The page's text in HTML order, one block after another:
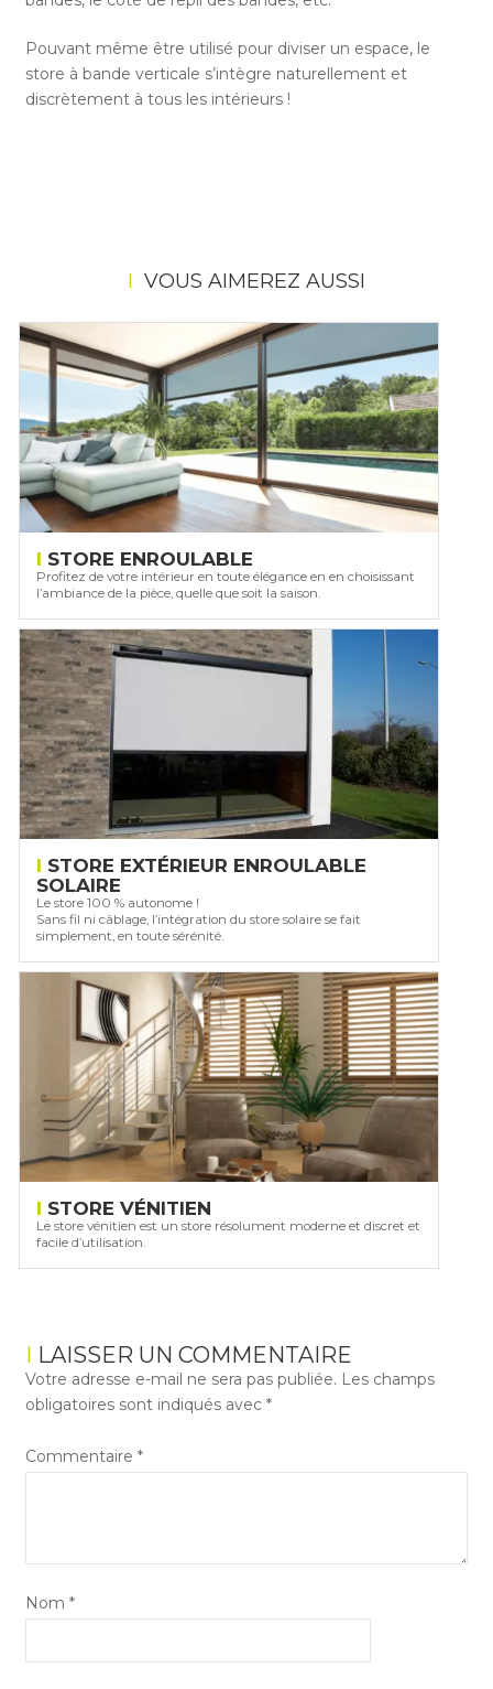
Pouvant même être utilisé pour diviser un espace, le
store à bande verticale s’intègre naturellement et
discrètement à tous les intérieurs !
VOUS AIMEREZ AUSSI
STORE ENROULABLE
Profitez de votre intérieur en toute élégance en en choisissant
l’ambiance de la pièce, quelle que soit la saison.
STORE EXTÉRIEUR ENROULABLE
SOLAIRE
Le store 100 % autonome !
Sans fil ni câblage, l’intégration du store solaire se fait
simplement, en toute sérénité.
STORE VÉNITIEN
Le store vénitien est un store résolument moderne et discret et
facile d’utilisation.
LAISSER UN COMMENTAIRE
Votre adresse e-mail ne sera pas publiée. Les champs
obligatoires sont indiqués avec *
Commentaire *
Nom *